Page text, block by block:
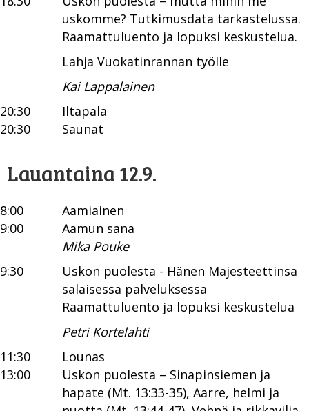
uskomme? Tutkimusdata tarkastelussa.
Raamattuluento ja lopuksi keskustelua.
Lahja Vuokatinrannan työlle
Kai Lappalainen
20:30
Iltapala
20:30
Saunat
Lauantaina 12.9.
8:00
Aamiainen
9:00
Aamun sana
Mika Pouke
9:30
Uskon puolesta - Hänen Majesteettinsa
salaisessa palveluksessa
Raamattuluento ja lopuksi keskustelua
Petri Kortelahti
11:30
Lounas
13:00
Uskon puolesta – Sinapinsiemen ja
hapate (Mt. 13:33-35), Aarre, helmi ja